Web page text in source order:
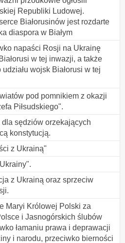
Republiki Ludowej.
Białorusinów jest rozdarte
diaspora w Białym
napaści Rosji na Ukrainę
w tej inwazji, a także
wojsk Białorusi w tej
pod pomnikiem z okazji
Piłsudskiego".
sędziów orzekających
konstytucją.
z Ukrainą"
z Ukrainą oraz sprzeciw
Maryi Królowej Polski za
i Jasnogórskich ślubów
łamaniu prawa i deprawacji
i narodu, przeciwko bierności